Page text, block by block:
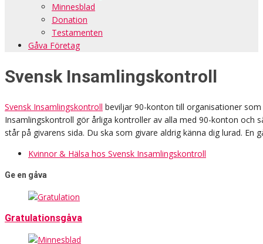
Minnesblad
Donation
Testamenten
Gåva Företag
Svensk Insamlingskontroll
Svensk Insamlingskontroll beviljar 90-konton till organisationer
Insamlingskontroll gör årliga kontroller av alla med 90-konton och
står på givarens sida. Du ska som givare aldrig känna dig lurad. En
Kvinnor & Hälsa hos Svensk Insamlingskontroll
Ge en gåva
Gratulationsgåva